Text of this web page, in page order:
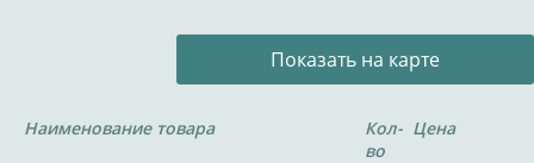
Показать на карте
Наименование товара
Кол-
во
Цена